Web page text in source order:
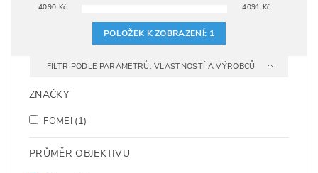
4090 Kč 4091 Kč
POLOŽEK K ZOBRAZENÍ: 1
FILTR PODLE PARAMETRŮ, VLASTNOSTÍ A VÝROBCŮ
ZNAČKY
FOMEI (1)
PRŮMĚR OBJEKTIVU